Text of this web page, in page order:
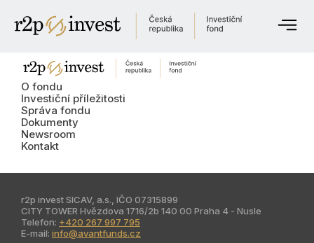
Investiční příležitosti
Správa fondu
Kontaktujte nás
English
O fondu
Investiční příležitosti
Správa fondu
Dokumenty
Newsroom
Kontakt
r2p invest SICAV, a.s., IČO 07315899
CITY TOWER Hvězdova 1716/2b 140 00 Praha 4 - Nusle
Telefon: +420 267 997 795
E-mail: info@avantfunds.cz